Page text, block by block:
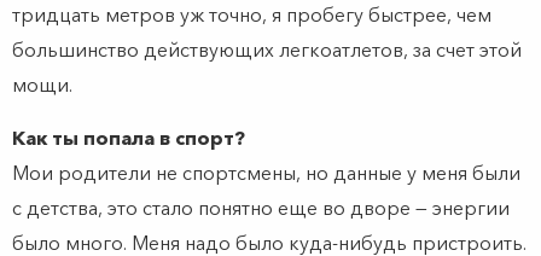
тридцать метров уж точно, я пробегу быстрее, чем
большинство действующих легкоатлетов, за счет этой
мощи.
Как ты попала в спорт?
Мои родители не спортсмены, но данные у меня были
с детства, это стало понятно еще во дворе — энергии
было много. Меня надо было куда-нибудь пристроить.